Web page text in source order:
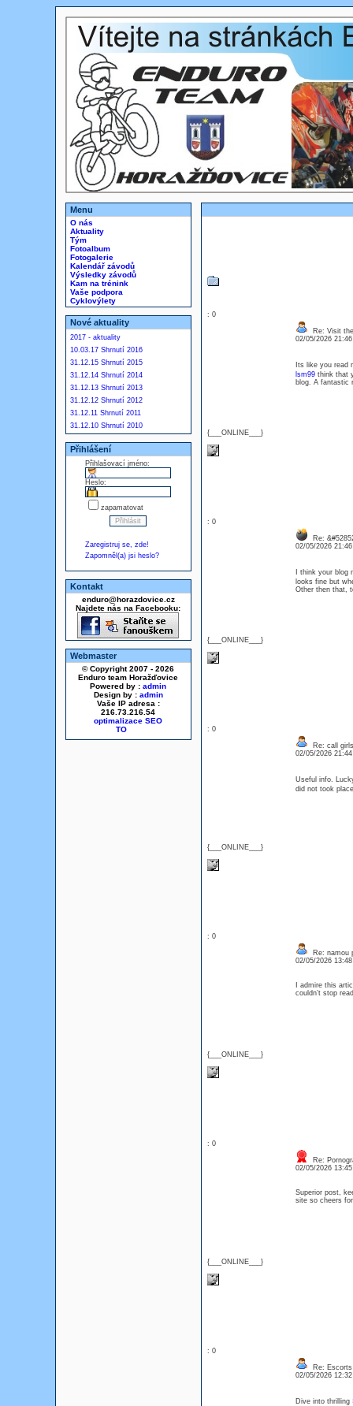
Menu
O nás
Aktuality
Tým
Fotoalbum
Fotogalerie
Kalendář závodů
Výsledky závodů
Kam na trénink
Vaše podpora
Cyklovýlety
Nové aktuality
2017 - aktuality
10.03.17 Shrnutí 2016
31.12.15 Shrnutí 2015
31.12.14 Shrnutí 2014
31.12.13 Shrnutí 2013
31.12.12 Shrnutí 2012
31.12.11 Shrnutí 2011
31.12.10 Shrnutí 2010
Přihlášení
Přihlašovací jméno:
Heslo:
zapamatovat
Zaregistruj se, zde!
Zapomněl(a) jsi heslo?
Kontakt
enduro@horazdovice.cz
Najdete nás na Facebooku:
Webmaster
© Copyright 2007 - 2026
Enduro team Horažďovice
Powered by : admin
Design by : admin
Vaše IP adresa :
216.73.216.54
optimalizace SEO
: 0
{___ONLINE___}
Re: Visit
02/05/2026
Its like you read
lsm99think that
blog. A fantastic
: 0
{___ONLINE___}
Re:
02/05/2026
I think your
looks fine but
Other then that,
: 0
{___ONLINE___}
Re: call girls
02/05/2026
Useful info.
did not took
: 0
{___ONLINE___}
Re: namou
02/05/2026
I admire this
couldn’t stop
: 0
{___ONLINE___}
Re:
02/05/2026
Superior post,
site so cheers
: 0
Re:
02/05/2026
Dive into thrilling